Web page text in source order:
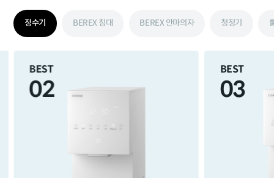
정수기 BEREX 침대 BEREX 안마의자 청정기
BEST
02
BEST
03